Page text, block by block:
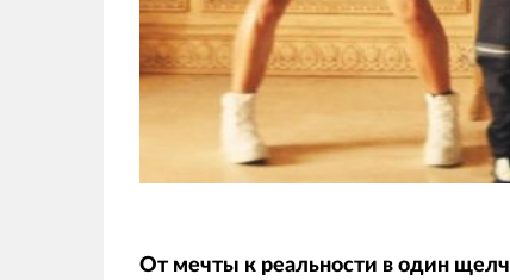
От мечты к реальности в один